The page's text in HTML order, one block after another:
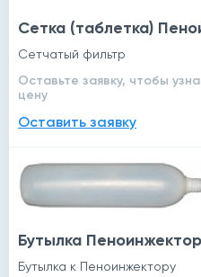
Сетка (таблетка)
Сетчатый фильтр
Оставьте заявку, чтобы
цену
Оставить заявку
Бутылка
Бутылка к Пеноинжектору